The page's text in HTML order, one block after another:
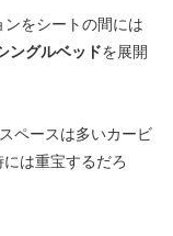
をシートの間には
ングルベッドを展開
ペースは多いカービ
は重宝するだろ